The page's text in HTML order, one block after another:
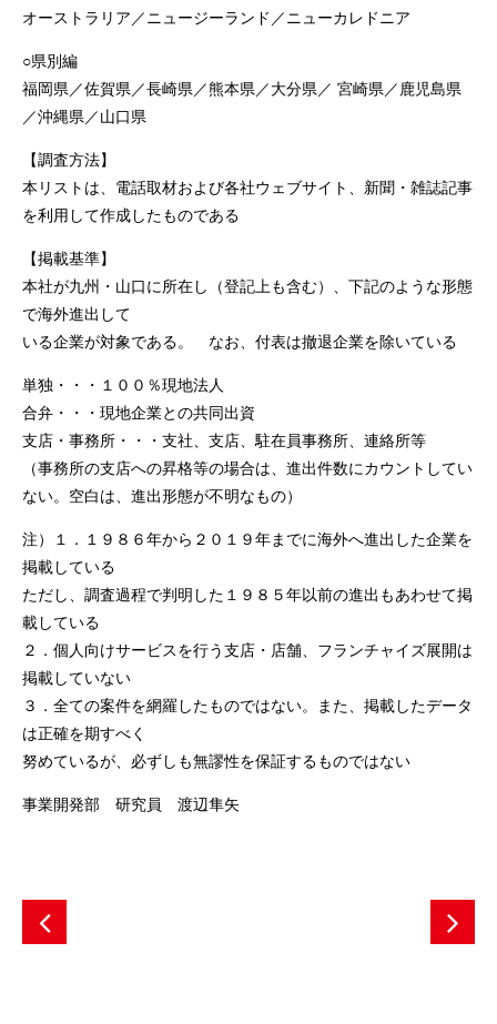
オーストラリア／ニュージーランド／ニューカレドニア
○県別編
福岡県／佐賀県／長崎県／熊本県／大分県／ 宮崎県／鹿児島県
／沖縄県／山口県
【調査方法】
本リストは、電話取材および各社ウェブサイト、新聞・雑誌記事
を利用して作成したものである
【掲載基準】
本社が九州・山口に所在し（登記上も含む）、下記のような形態
で海外進出して
いる企業が対象である。 なお、付表は撤退企業を除いている
単独・・・１００％現地法人
合弁・・・現地企業との共同出資
支店・事務所・・・支社、支店、駐在員事務所、連絡所等
（事務所の支店への昇格等の場合は、進出件数にカウントしてい
ない。空白は、進出形態が不明なもの）
注）１．１９８６年から２０１９年までに海外へ進出した企業を
掲載している
ただし、調査過程で判明した１９８５年以前の進出もあわせて掲
載している
２．個人向けサービスを行う支店・店舗、フランチャイズ展開は
掲載していない
３．全ての案件を網羅したものではない。また、掲載したデータ
は正確を期すべく
努めているが、必ずしも無謬性を保証するものではない
事業開発部 研究員 渡辺隼矢